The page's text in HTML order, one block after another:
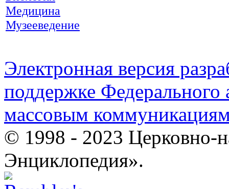
Медицина
Музееведение
Электронная версия
поддержке Федерального
массовым
© 1998 - 2023 Церковно-
Энциклопедия».